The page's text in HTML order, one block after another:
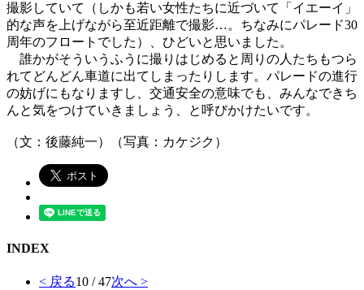
撮影していて（しかも若い女性たちに近づいて「イエーイ」
的な声を上げながら至近距離で撮影…。ちなみにパレード30
周年のフロートでした）、ひどいと思いました。
誰かがそういうふうに撮りはじめると周りの人たちもつら
れてどんどん車道に出てしまったりします。パレードの進行
の妨げにもなりますし、交通安全の意味でも、みんなできち
んと気をつけていきましょう、と呼びかけたいです。
（文：後藤純一）（写真：カケジク）
INDEX
< 戻る10 / 47次へ >